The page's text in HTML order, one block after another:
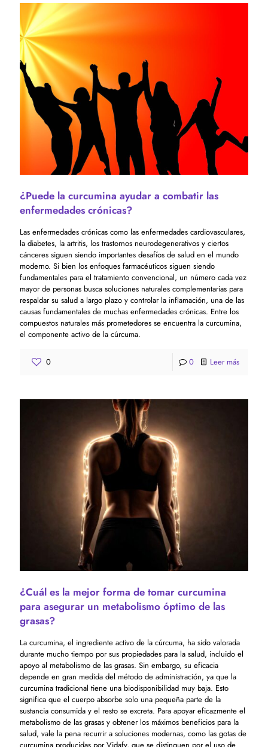
¿Puede la curcumina ayudar a combatir las
enfermedades crónicas?
Las enfermedades crónicas como las enfermedades cardiovasculares,
la diabetes, la artritis, los trastornos neurodegenerativos y ciertos
cánceres siguen siendo importantes desafíos de salud en el mundo
moderno. Si bien los enfoques farmacéuticos siguen siendo
fundamentales para el tratamiento convencional, un número cada vez
mayor de personas busca soluciones naturales complementarias para
respaldar su salud a largo plazo y controlar la inflamación, una de las
causas fundamentales de muchas enfermedades crónicas. Entre los
compuestos naturales más prometedores se encuentra la curcumina,
el componente activo de la cúrcuma.
0 0 Leer más
¿Cuál es la mejor forma de tomar curcumina
para asegurar un metabolismo óptimo de las
grasas?
La curcumina, el ingrediente activo de la cúrcuma, ha sido valorada
durante mucho tiempo por sus propiedades para la salud, incluido el
apoyo al metabolismo de las grasas. Sin embargo, su eficacia
depende en gran medida del método de administración, ya que la
curcumina tradicional tiene una biodisponibilidad muy baja. Esto
significa que el cuerpo absorbe solo una pequeña parte de la
sustancia consumida y el resto se excreta. Para apoyar eficazmente el
metabolismo de las grasas y obtener los máximos beneficios para la
salud, vale la pena recurrir a soluciones modernas, como las gotas de
curcumina producidas por Vidafy, que se distinguen por el uso de